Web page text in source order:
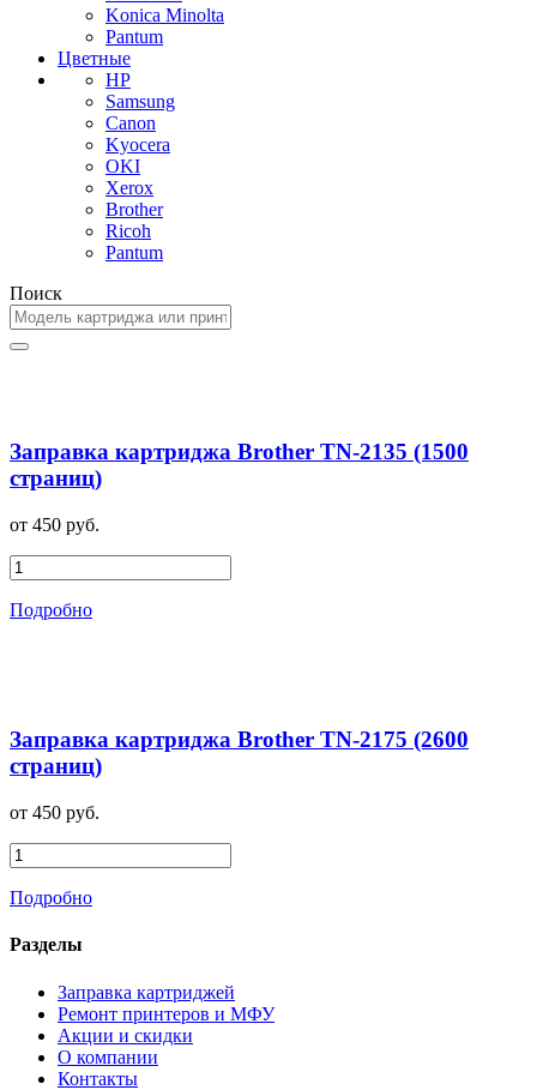
Konica Minolta
Pantum
Цветные
HP
Samsung
Canon
Kyocera
OKI
Xerox
Brother
Ricoh
Pantum
Поиск
Заправка картриджа Brother TN-2135 (1500
страниц)
от 450 руб.
Подробно
Заправка картриджа Brother TN-2175 (2600
страниц)
от 450 руб.
Подробно
Разделы
Заправка картриджей
Ремонт принтеров и МФУ
Акции и скидки
О компании
Контакты